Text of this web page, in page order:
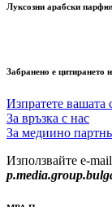
Луксозни арабски
Забранено е цитирането
Изпратете вашата
За връзка с нас
За медиино
Използвайте e-